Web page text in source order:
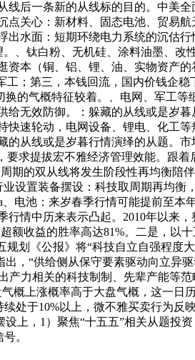
后一条新的从线标的目的。中美
关心：新材料、固态电池、贸易
水面：短期环绕电力系统的沉估行
、钛白粉、无机硅、涂料油墨、改
本（铜、铝、锂、油、实物资产的
；第三，本钱回流，国内价钱企稳
的气概特征较着。、电网、军工等
无效防御。：躲藏的从线或是岁
速轮动，电网设备、锂电、化工
的从线或是岁暮行情演绎的从题。
求提拔宏不雅经济管理效能。跟着
期的双从线将发生阶段性再均衡陪
设置装备摆设：科技取周期再均衡
电池：来岁春季行情可能提前至本
情中历来表示凸起。2010年以来
额收益的胜率高达81%。二是，以
划《公报》将“科技自立自强程度
，“供给侧从保守要素驱动向立异
产力相关的科技制制、先辈产能等
概上涨概率高于大盘气概，这一日
处于10%以上，微不雅买卖行为反
上，1）聚焦“十五五”相关从题投
。